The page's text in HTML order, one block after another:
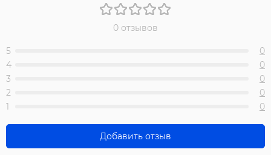
0 отзывов
5
0
4
0
3
0
2
0
1
0
Добавить отзыв